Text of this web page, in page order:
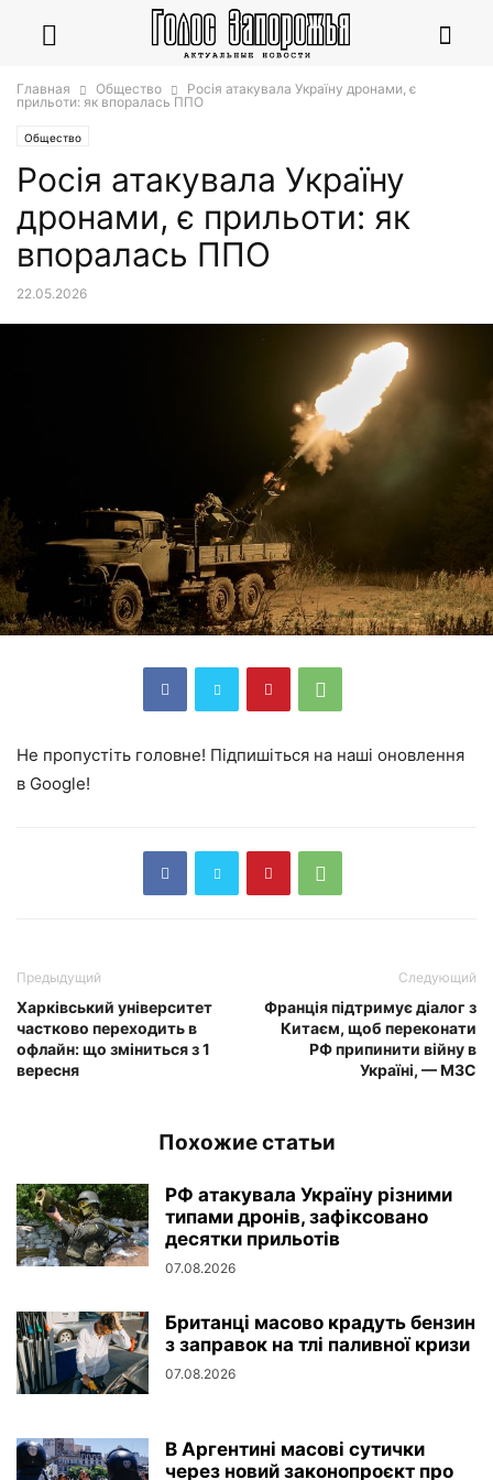
Главная Общество
Росія атакувала Україну дронами, є
прильоти: як впоралась ППО
Общество
Росія атакувала Україну
дронами, є прильоти: як
впоралась ППО
22.05.2026
Не пропустіть головне! Підпишіться на наші оновлення
в Google!
Предыдущий
Харківський університет
частково переходить в
офлайн: що зміниться з 1
вересня
Следующий
Франція підтримує діалог з
Китаєм, щоб переконати
РФ припинити війну в
Україні, — МЗС
Похожие статьи
РФ атакувала Україну різними
типами дронів, зафіксовано
десятки прильотів
07.08.2026
Британці масово крадуть бензин
з заправок на тлі паливної кризи
07.08.2026
В Аргентині масові сутички
через новий законопроєкт про